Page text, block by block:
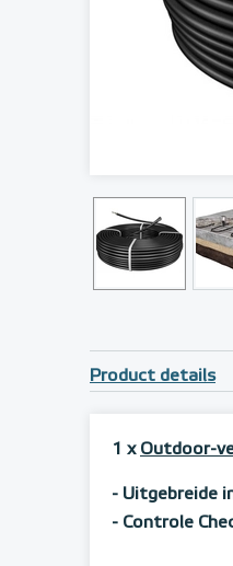
Product details
1 x Outdoor-
- Uitgebreide
- Controle